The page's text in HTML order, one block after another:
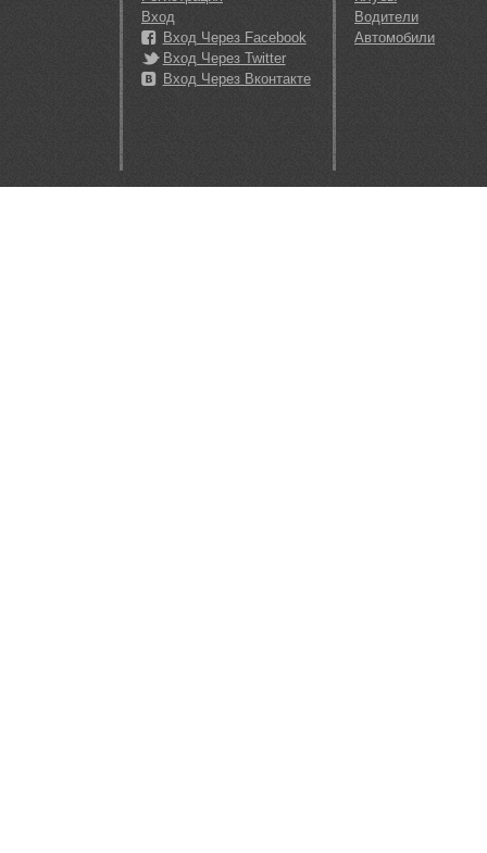
Вход
Вход Через Facebook
Вход Через Twitter
Вход Через Вконтакте
Водители
Автомобили